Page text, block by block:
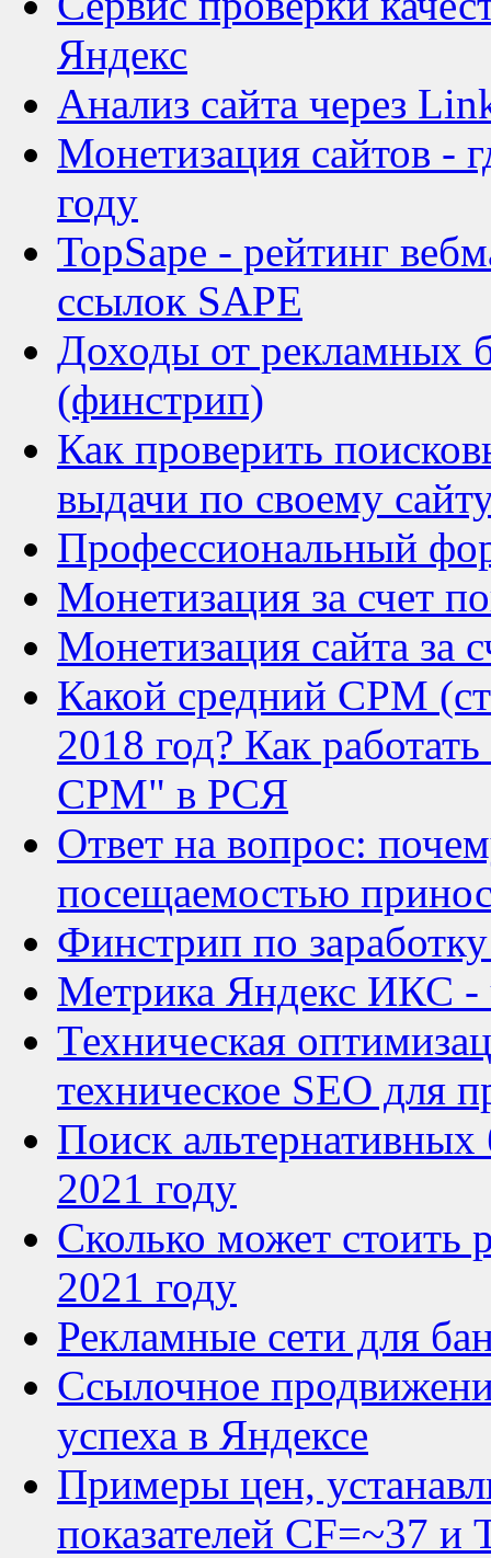
Яндекс
Анализ сайта через
Монетизация сайтов -
году
TopSape - рейтинг
ссылок SAPE
Доходы от рекламных
(финстрип)
Как проверить
выдачи по своему
Профессиональный
Монетизация за счет
Монетизация сайта за
Какой средний CPM
2018 год? Как
CPM" в РСЯ
Ответ на вопрос:
посещаемостью
Финстрип по
Метрика Яндекс ИКС -
Техническая
техническое SEO для
Поиск
2021 году
Сколько может стоить
2021 году
Рекламные сети для
Ссылочное
успеха в Яндексе
Примеры цен,
показателей CF=~37 и